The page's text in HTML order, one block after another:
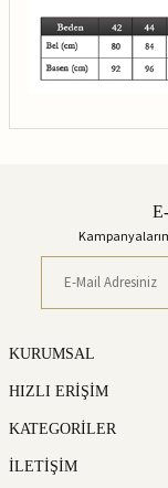
KURUMSAL
HIZLI ERİŞİM
KATEGORİLER
İLETİŞİM